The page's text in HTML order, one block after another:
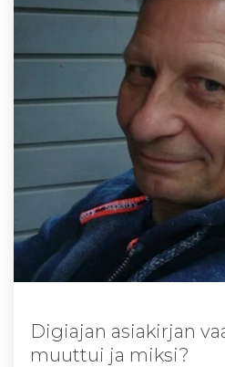
Digiajan asiakirjan
muuttui ja miksi?